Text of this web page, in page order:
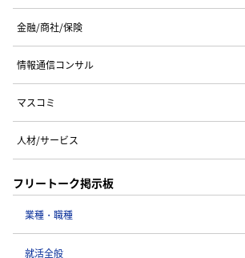
金融/商社/保険
情報通信コンサル
マスコミ
人材/サービス
フリートーク掲示板
業種・職種
就活全般